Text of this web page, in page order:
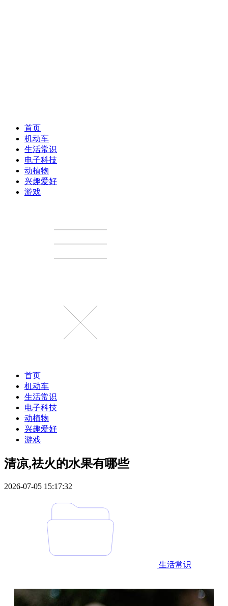
首页
机动车
生活常识
电子科技
动植物
兴趣爱好
游戏
首页
机动车
生活常识
电子科技
动植物
兴趣爱好
游戏
清凉,祛火的水果有哪些
2026-07-05 15:17:32
生活常识